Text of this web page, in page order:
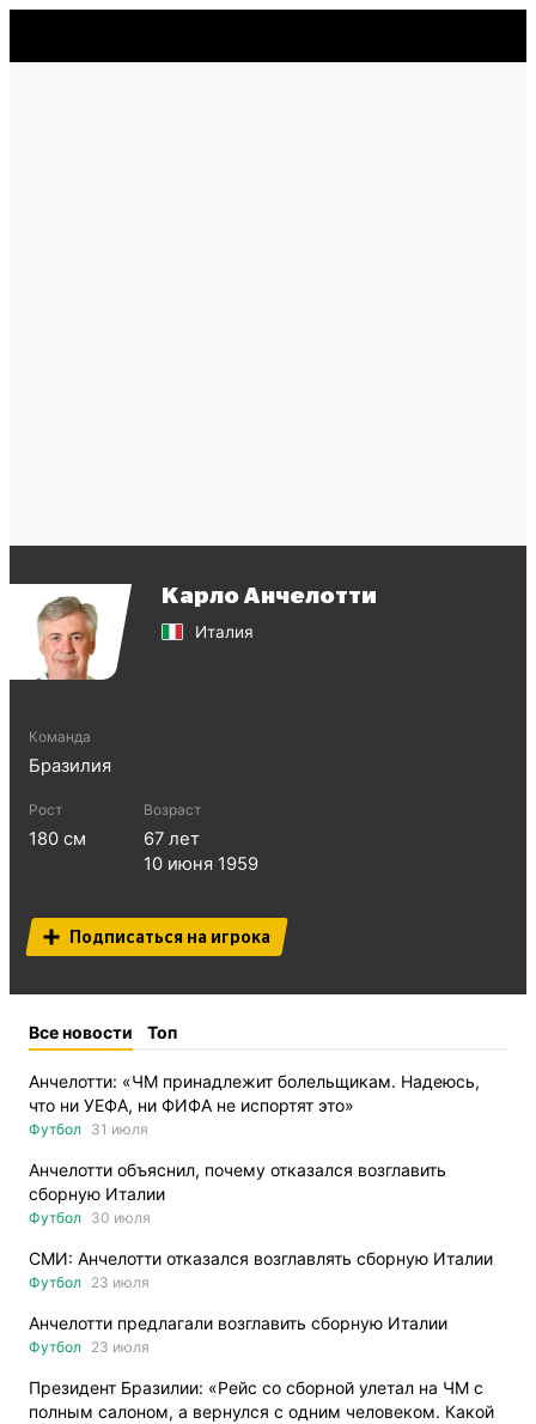
Карло Анчелотти
Италия
Команда
Бразилия
Рост
180 см
Возраст
67 лет
10 июня 1959
Подписаться на игрока
Все новости Топ
Анчелотти: «ЧМ принадлежит болельщикам. Надеюсь,
что ни УЕФА, ни ФИФА не испортят это»
Футбол 31 июля
Анчелотти объяснил, почему отказался возглавить
сборную Италии
Футбол 30 июля
СМИ: Анчелотти отказался возглавлять сборную Италии
Футбол 23 июля
Анчелотти предлагали возглавить сборную Италии
Футбол 23 июля
Президент Бразилии: «Рейс со сборной улетал на ЧМ с
полным салоном, а вернулся с одним человеком. Какой